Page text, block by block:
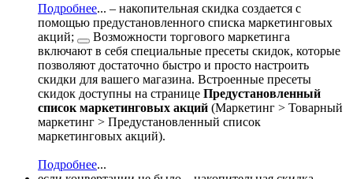
Подробнее... – накопительная скидка создается с
помощью предустановленного списка маркетинговых
акций;
Возможности торгового маркетинга
включают в себя специальные пресеты скидок, которые
позволяют достаточно быстро и просто настроить
скидки для вашего магазина. Встроенные пресеты
скидок доступны на странице Предустановленный
список маркетинговых акций (Маркетинг > Товарный
маркетинг > Предустановленный список
маркетинговых акций).
Подробнее...